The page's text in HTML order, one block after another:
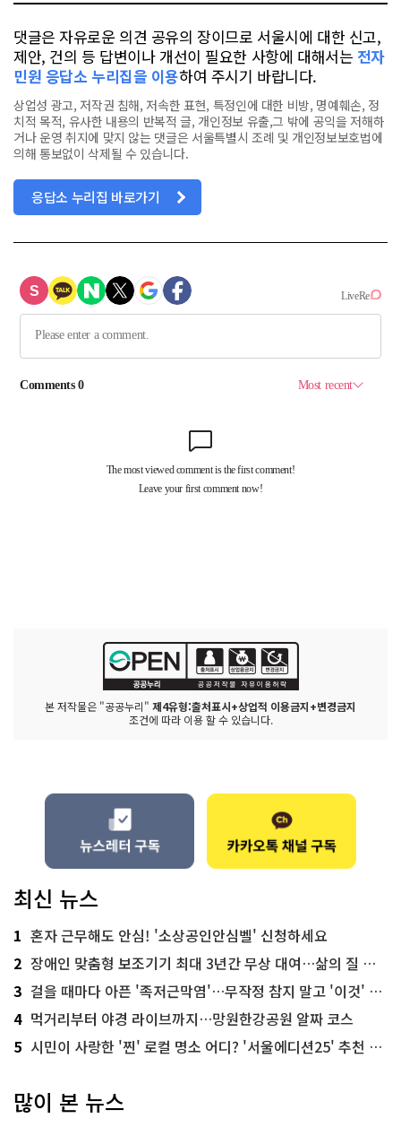
댓글은 자유로운 의견 공유의 장이므로 서울시에 대한 신고,
제안, 건의 등 답변이나 개선이 필요한 사항에 대해서는 전자
민원 응답소 누리집을 이용하여 주시기 바랍니다.
상업성 광고, 저작권 침해, 저속한 표현, 특정인에 대한 비방, 명예훼손, 정
치적 목적, 유사한 내용의 반복적 글, 개인정보 유출,그 밖에 공익을 저해하
거나 운영 취지에 맞지 않는 댓글은 서울특별시 조례 및 개인정보보호법에
의해 통보없이 삭제될 수 있습니다.
응답소 누리집 바로가기
본 저작물은 "공공누리" 제4유형:출처표시+상업적 이용금지+변경금지
조건에 따라 이용 할 수 있습니다.
최신 뉴스
1 혼자 근무해도 안심! '소상공인안심벨' 신청하세요
2 장애인 맞춤형 보조기기 최대 3년간 무상 대여…삶의 질 높인다
3 걸을 때마다 아픈 '족저근막염'…무작정 참지 말고 '이것' 해보세요!
4 먹거리부터 야경 라이브까지…망원한강공원 알짜 코스
5 시민이 사랑한 '찐' 로컬 명소 어디? '서울에디션25' 추천 코스
많이 본 뉴스